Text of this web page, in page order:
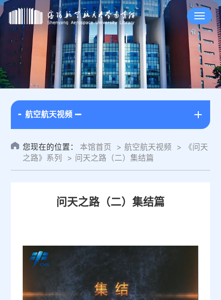
航空航天视频
您现在的位置： 本馆首页 航空航天视频
《问天
之路》系列
问天之路（二）集结篇
问天之路（二）集结篇